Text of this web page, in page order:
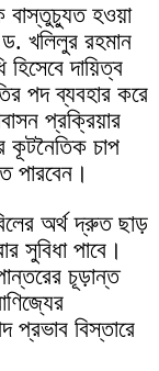
বাস্তুচ্যুত হওয়া
ড. খলিলুর রহমান
হিসেবে দায়িত্ব
পদ ব্যবহার করে
প্রক্রিয়ার
কূটনৈতিক চাপ
পারবেন।
অর্থ দ্রুত ছাড়
সুবিধা পাবে।
চূড়ান্ত
প্রভাব বিস্তারে